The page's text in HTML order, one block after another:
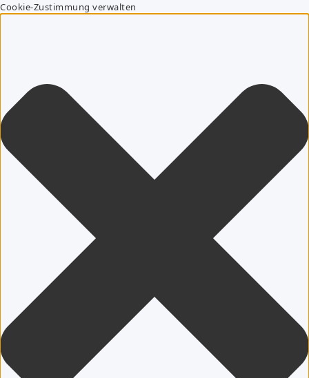
Cookie-Zustimmung verwalten